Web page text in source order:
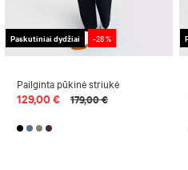
Paskutiniai dydžiai -28 %
Pailginta pūkinė striukė
129,00 € 179,00 €